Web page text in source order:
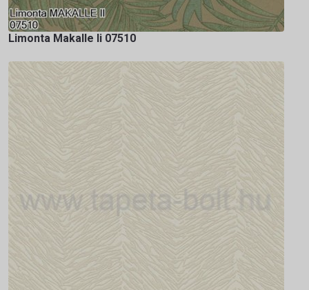
Limonta Makalle Ii 07510